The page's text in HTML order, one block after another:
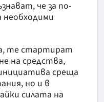
че за по-
необходими
те стартират
на средства,
среща
но и в
силата на